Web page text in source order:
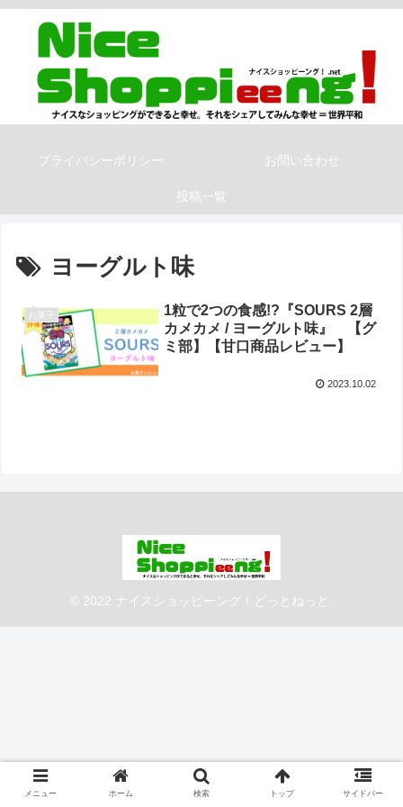
プライバシーポリシー お問い合わせ
投稿一覧
ヨーグルト味
お菓子
1粒で2つの食感!?『SOURS 2層
カメカメ / ヨーグルト味』 【グ
ミ部】【甘口商品レビュー】
2023.10.02
© 2022 ナイスショッピーング！どっとねっと.
メニュー ホーム 検索 トップ サイドバー